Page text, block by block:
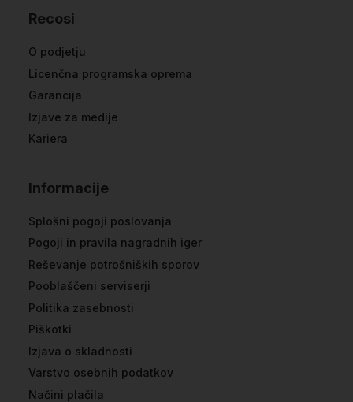
Recosi
O podjetju
Licenčna programska oprema
Garancija
Izjave za medije
Kariera
Informacije
Splošni pogoji poslovanja
Pogoji in pravila nagradnih iger
Reševanje potrošniških sporov
Pooblaščeni serviserji
Politika zasebnosti
Piškotki
Izjava o skladnosti
Varstvo osebnih podatkov
Načini plačila